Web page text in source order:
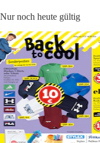
Nur noch heute gültig